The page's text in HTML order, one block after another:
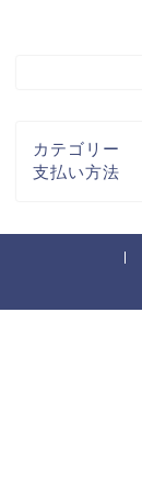
カテゴリー
支払い方法